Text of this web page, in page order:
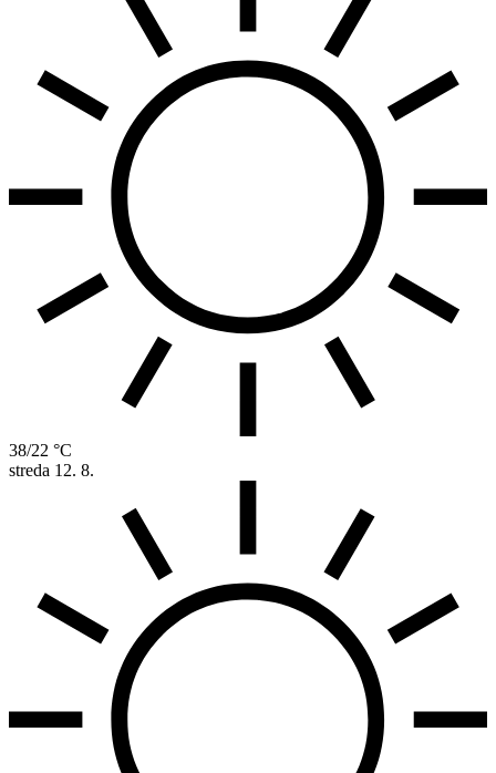
38/22 °C
streda 12. 8.